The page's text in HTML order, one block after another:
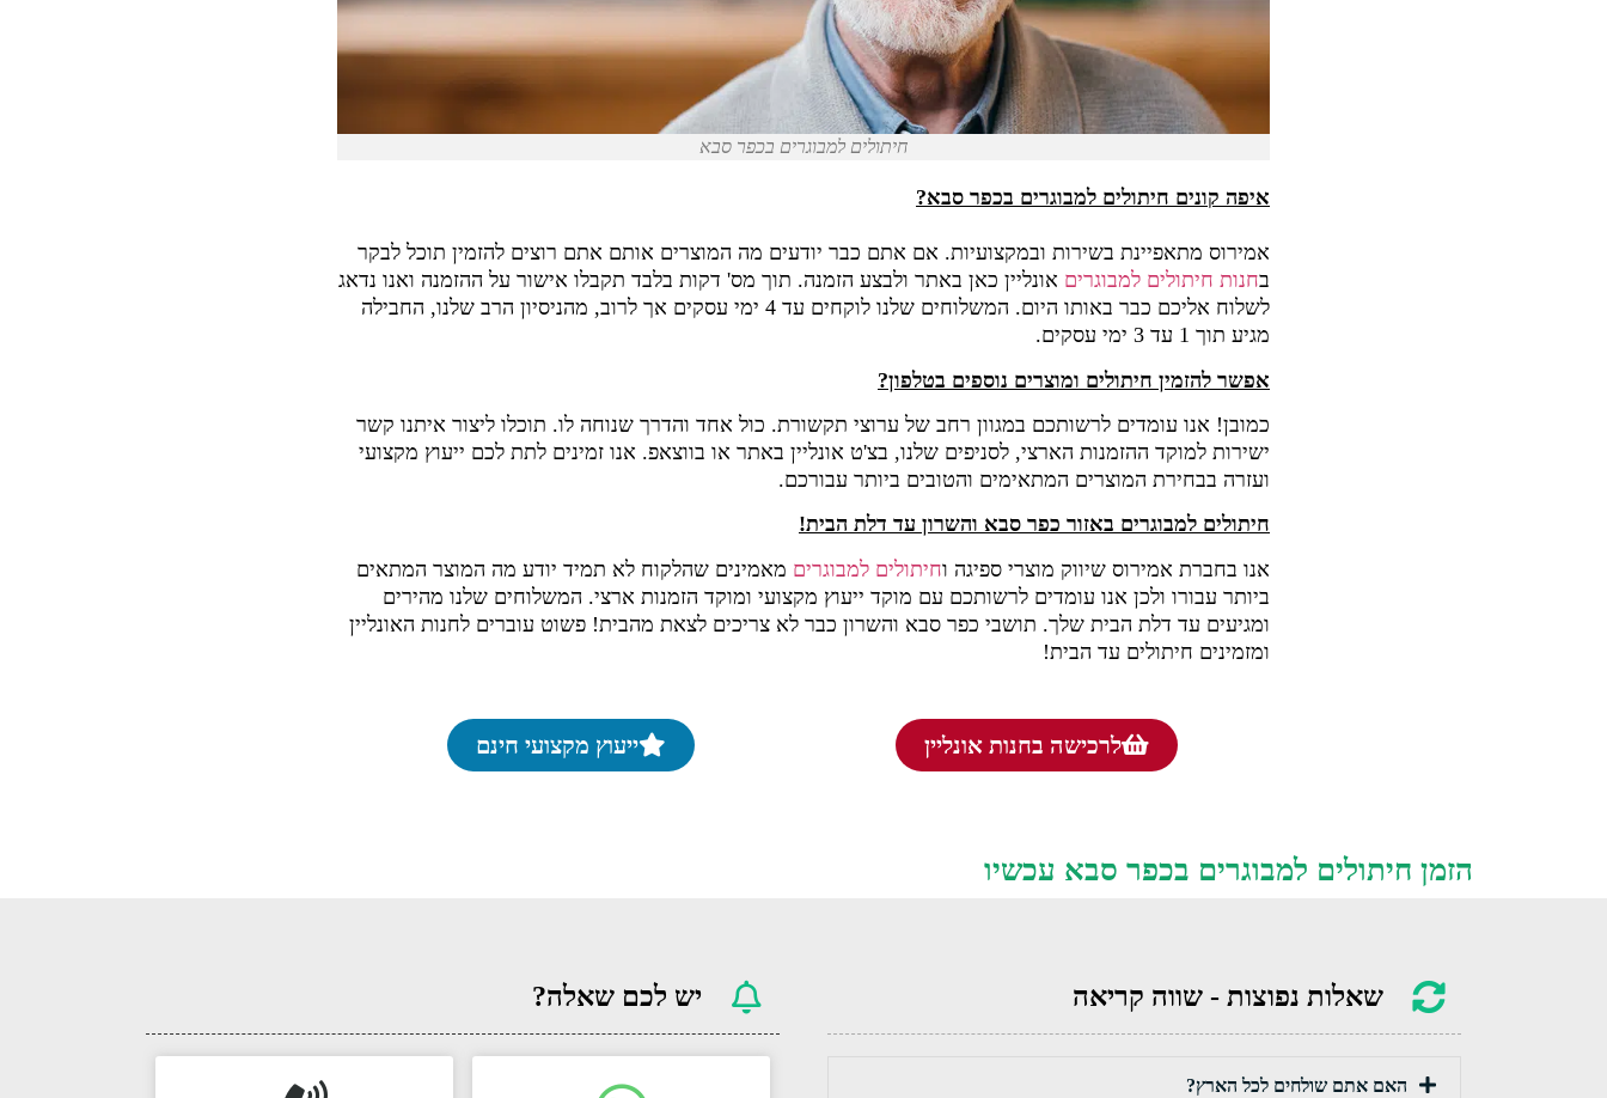
חיתולים למבוגרים בכפר סבא
איפה קונים חיתולים למבוגרים בכפר סבא?
אמירוס מתאפיינת בשירות ובמקצועיות. אם אתם כבר יודעים מה המוצרים אותם אתם רוצים להזמין תוכל לבקר
בחנות חיתולים למבוגרים אונליין כאן באתר ולבצע הזמנה. תוך מס' דקות בלבד תקבלו אישור על ההזמנה ואנו נדאג
לשלוח אליכם כבר באותו היום. המשלוחים שלנו לוקחים עד 4 ימי עסקים אך לרוב, מהניסיון הרב שלנו, החבילה
מגיע תוך 1 עד 3 ימי עסקים.
אפשר להזמין חיתולים ומוצרים נוספים בטלפון?
כמובן! אנו עומדים לרשותכם במגוון רחב של ערוצי תקשורת. כול אחד והדרך שנוחה לו. תוכלו ליצור איתנו קשר
ישירות למוקד ההזמנות הארצי, לסניפים שלנו, בצ'ט אונליין באתר או בווצאפ. אנו זמינים לתת לכם ייעוץ מקצועי
ועזרה בבחירת המוצרים המתאימים והטובים ביותר עבורכם.
חיתולים למבוגרים באזור כפר סבא והשרון עד דלת הבית!
אנו בחברת אמירוס שיווק מוצרי ספיגה וחיתולים למבוגרים מאמינים שהלקוח לא תמיד יודע מה המוצר המתאים
ביותר עבורו ולכן אנו עומדים לרשותכם עם מוקד ייעוץ מקצועי ומוקד הזמנות ארצי. המשלוחים שלנו מהירים
ומגיעים עד דלת הבית שלך. תושבי כפר סבא והשרון כבר לא צריכים לצאת מהבית! פשוט עוברים לחנות האונליין
ומזמינים חיתולים עד הבית!
לרכישה בחנות אונליין ייעוץ מקצועי חינם
הזמן חיתולים למבוגרים בכפר סבא עכשיו
שאלות נפוצות - שווה קריאה
האם אתם שולחים לכל הארץ?
יש לכם שאלה?